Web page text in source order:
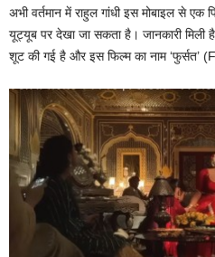
अभी वर्तमान में राहुल गांधी इस मोबाइल से
यूट्यूब पर देखा जा सकता है। जानकारी
शूट की गई है और इस फिल्म का नाम ‘फुर्सत’